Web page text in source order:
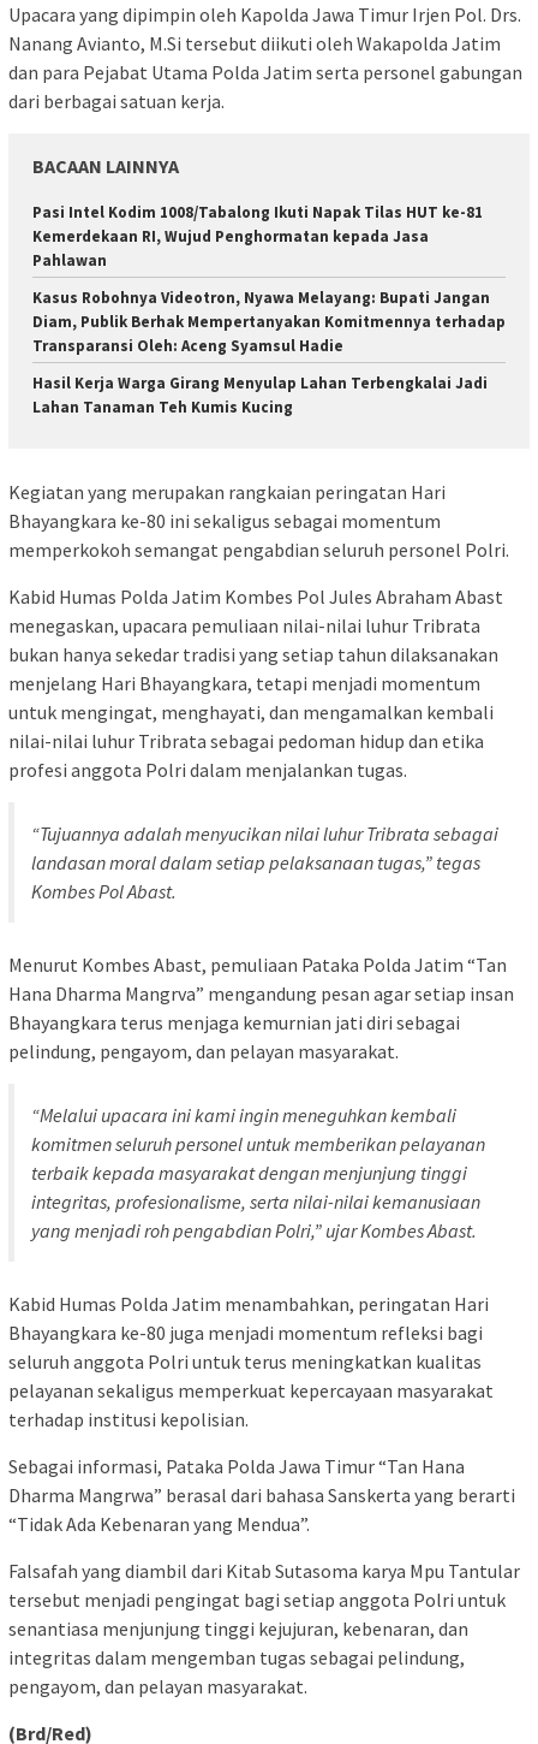
Upacara yang dipimpin oleh Kapolda Jawa Timur Irjen Pol. Drs.
Nanang Avianto, M.Si tersebut diikuti oleh Wakapolda Jatim
dan para Pejabat Utama Polda Jatim serta personel gabungan
dari berbagai satuan kerja.
BACAAN LAINNYA
Pasi Intel Kodim 1008/Tabalong Ikuti Napak Tilas HUT ke-81
Kemerdekaan RI, Wujud Penghormatan kepada Jasa
Pahlawan
Kasus Robohnya Videotron, Nyawa Melayang: Bupati Jangan
Diam, Publik Berhak Mempertanyakan Komitmennya terhadap
Transparansi Oleh: Aceng Syamsul Hadie
Hasil Kerja Warga Girang Menyulap Lahan Terbengkalai Jadi
Lahan Tanaman Teh Kumis Kucing
Kegiatan yang merupakan rangkaian peringatan Hari
Bhayangkara ke-80 ini sekaligus sebagai momentum
memperkokoh semangat pengabdian seluruh personel Polri.
Kabid Humas Polda Jatim Kombes Pol Jules Abraham Abast
menegaskan, upacara pemuliaan nilai-nilai luhur Tribrata
bukan hanya sekedar tradisi yang setiap tahun dilaksanakan
menjelang Hari Bhayangkara, tetapi menjadi momentum
untuk mengingat, menghayati, dan mengamalkan kembali
nilai-nilai luhur Tribrata sebagai pedoman hidup dan etika
profesi anggota Polri dalam menjalankan tugas.
“Tujuannya adalah menyucikan nilai luhur Tribrata sebagai
landasan moral dalam setiap pelaksanaan tugas,” tegas
Kombes Pol Abast.
Menurut Kombes Abast, pemuliaan Pataka Polda Jatim “Tan
Hana Dharma Mangrva” mengandung pesan agar setiap insan
Bhayangkara terus menjaga kemurnian jati diri sebagai
pelindung, pengayom, dan pelayan masyarakat.
“Melalui upacara ini kami ingin meneguhkan kembali
komitmen seluruh personel untuk memberikan pelayanan
terbaik kepada masyarakat dengan menjunjung tinggi
integritas, profesionalisme, serta nilai-nilai kemanusiaan
yang menjadi roh pengabdian Polri,” ujar Kombes Abast.
Kabid Humas Polda Jatim menambahkan, peringatan Hari
Bhayangkara ke-80 juga menjadi momentum refleksi bagi
seluruh anggota Polri untuk terus meningkatkan kualitas
pelayanan sekaligus memperkuat kepercayaan masyarakat
terhadap institusi kepolisian.
Sebagai informasi, Pataka Polda Jawa Timur “Tan Hana
Dharma Mangrwa” berasal dari bahasa Sanskerta yang berarti
“Tidak Ada Kebenaran yang Mendua”.
Falsafah yang diambil dari Kitab Sutasoma karya Mpu Tantular
tersebut menjadi pengingat bagi setiap anggota Polri untuk
senantiasa menjunjung tinggi kejujuran, kebenaran, dan
integritas dalam mengemban tugas sebagai pelindung,
pengayom, dan pelayan masyarakat.
(Brd/Red)